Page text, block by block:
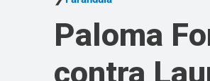
Paloma
contra